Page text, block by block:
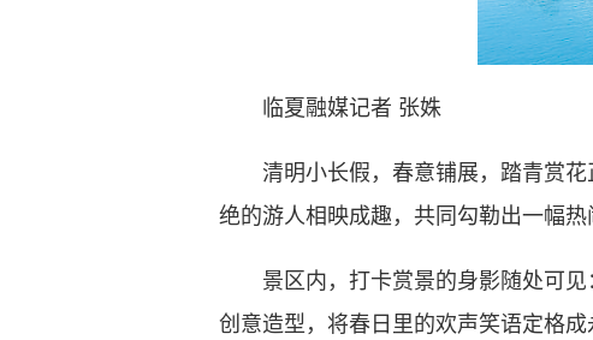
临夏融媒记者 张姝
清明小长假，春意铺展，踏青赏花
绝的游人相映成趣，共同勾勒出一幅
景区内，打卡赏景的身影随处可见
创意造型，将春日里的欢声笑语定格